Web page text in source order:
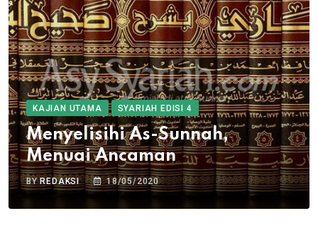
KAJIAN UTAMA SYARIAH EDISI 4
Menyelisihi As-Sunnah,
Menuai Ancaman
BYREDAKSI 18/05/2020